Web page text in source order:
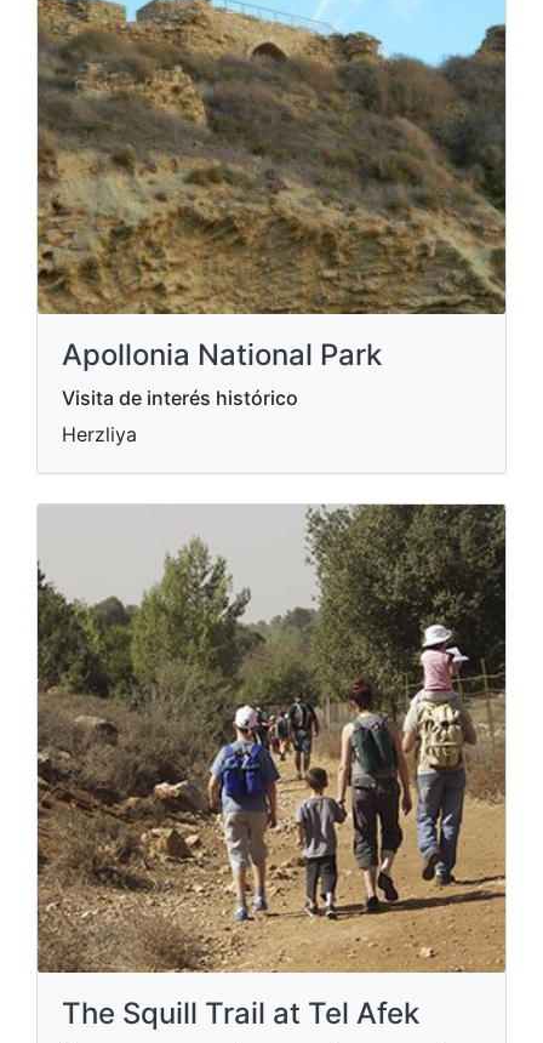
Apollonia National Park
Visita de interés histórico
Herzliya
The Squill Trail at Tel Afek